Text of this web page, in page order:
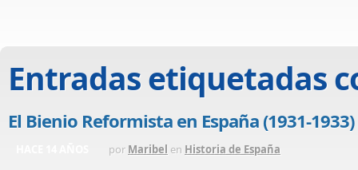
Entradas etiquetadas
El Bienio Reformista en España (1931-1933)
por Maribel en Historia de España